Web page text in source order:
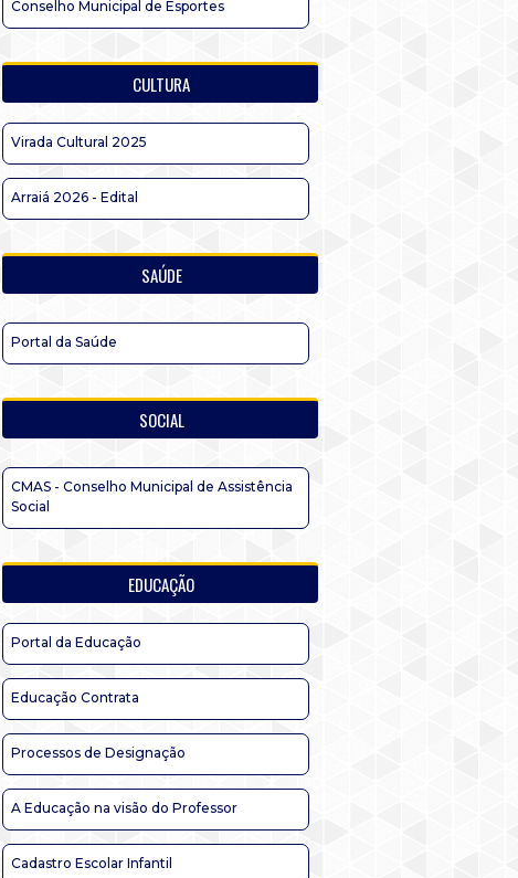
Conselho Municipal de Esportes
CULTURA
Virada Cultural 2025
Arraiá 2026 - Edital
SAÚDE
Portal da Saúde
SOCIAL
CMAS - Conselho Municipal de Assistência
Social
EDUCAÇÃO
Portal da Educação
Educação Contrata
Processos de Designação
A Educação na visão do Professor
Cadastro Escolar Infantil